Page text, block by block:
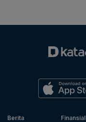
Berita
Finansial